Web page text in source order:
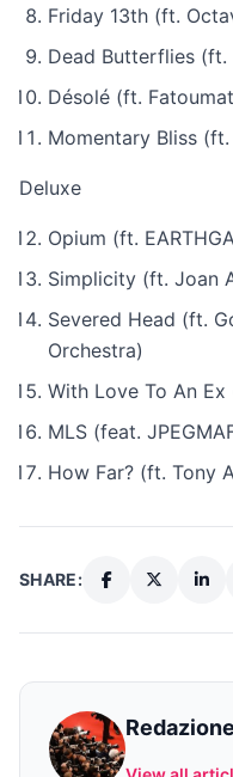
Friday 13th (ft.
Dead Butterflies (ft.
Désolé (ft.
Momentary Bliss
Deluxe
Opium (ft.
Simplicity (ft. Joan
Severed Head (ft.
Orchestra)
With Love To An
MLS (feat.
How Far? (ft. Tony
SHARE: